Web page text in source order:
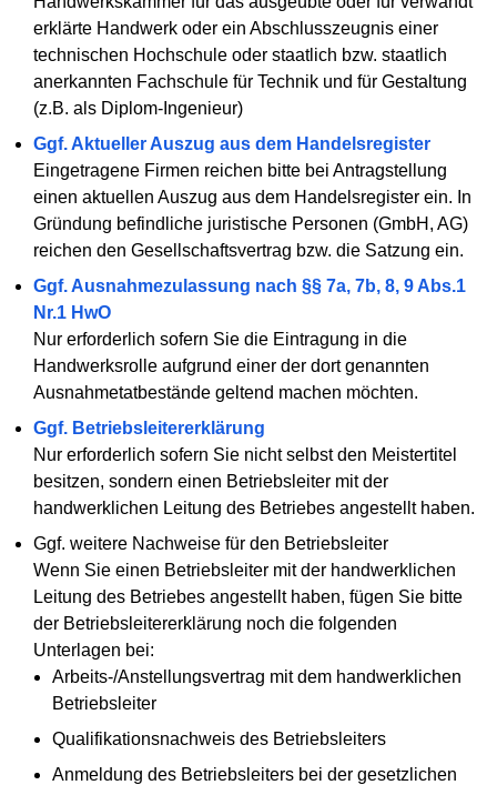
erklärte Handwerk oder ein Abschlusszeugnis einer
technischen Hochschule oder staatlich bzw. staatlich
anerkannten Fachschule für Technik und für Gestaltung
(z.B. als Diplom-Ingenieur)
Ggf. Aktueller Auszug aus dem Handelsregister
Eingetragene Firmen reichen bitte bei Antragstellung
einen aktuellen Auszug aus dem Handelsregister ein. In
Gründung befindliche juristische Personen (GmbH, AG)
reichen den Gesellschaftsvertrag bzw. die Satzung ein.
Ggf. Ausnahmezulassung nach §§ 7a, 7b, 8, 9 Abs.1
Nr.1 HwO
Nur erforderlich sofern Sie die Eintragung in die
Handwerksrolle aufgrund einer der dort genannten
Ausnahmetatbestände geltend machen möchten.
Ggf. Betriebsleitererklärung
Nur erforderlich sofern Sie nicht selbst den Meistertitel
besitzen, sondern einen Betriebsleiter mit der
handwerklichen Leitung des Betriebes angestellt haben.
Ggf. weitere Nachweise für den Betriebsleiter
Wenn Sie einen Betriebsleiter mit der handwerklichen
Leitung des Betriebes angestellt haben, fügen Sie bitte
der Betriebsleitererklärung noch die folgenden
Unterlagen bei:
Arbeits-/Anstellungsvertrag mit dem handwerklichen
Betriebsleiter
Qualifikationsnachweis des Betriebsleiters
Anmeldung des Betriebsleiters bei der gesetzlichen